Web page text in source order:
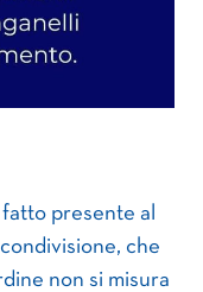
presente al
che
non si misura